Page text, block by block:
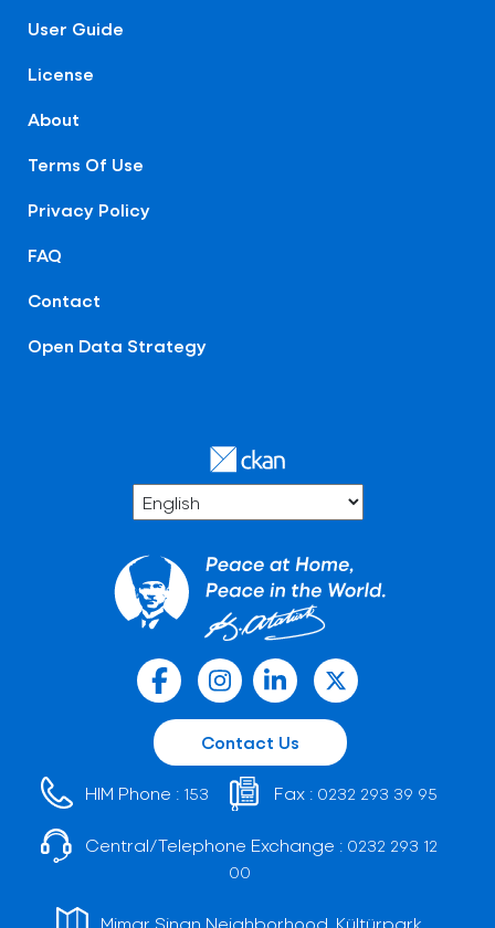
User Guide
License
About
Terms Of Use
Privacy Policy
FAQ
Contact
Open Data Strategy
Contact Us
HIM Phone : 153 Fax : 0232 293 39 95
Central/Telephone Exchange : 0232 293 12
00
Mimar Sinan Neighborhood, Kültürpark